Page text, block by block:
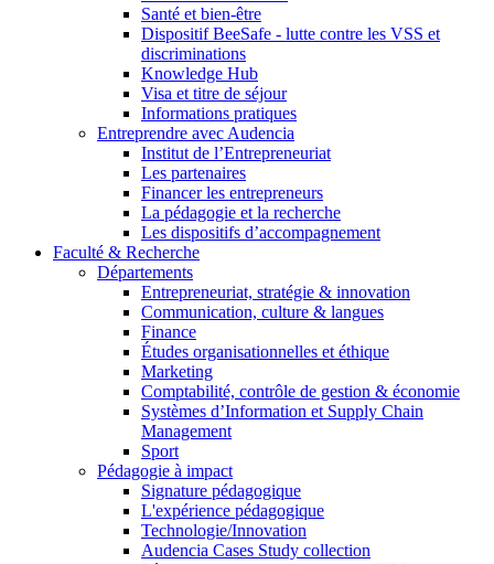
Santé et bien-être
Dispositif BeeSafe - lutte contre les VSS et
discriminations
Knowledge Hub
Visa et titre de séjour
Informations pratiques
Entreprendre avec Audencia
Institut de l’Entrepreneuriat
Les partenaires
Financer les entrepreneurs
La pédagogie et la recherche
Les dispositifs d’accompagnement
Faculté & Recherche
Départements
Entrepreneuriat, stratégie & innovation
Communication, culture & langues
Finance
Études organisationnelles et éthique
Marketing
Comptabilité, contrôle de gestion & économie
Systèmes d’Information et Supply Chain
Management
Sport
Pédagogie à impact
Signature pédagogique
L'expérience pédagogique
Technologie/Innovation
Audencia Cases Study collection